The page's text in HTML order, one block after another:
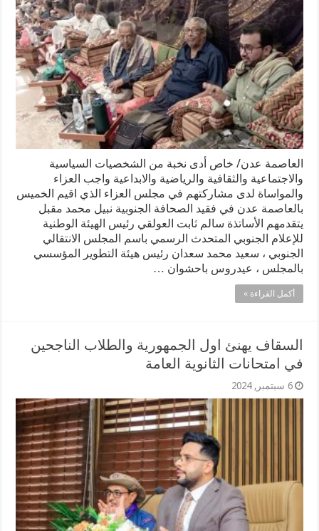
العاصمة عدن/ خاص أدى نخبة من الشخصيات السياسية
والاجتماعية والثقافية والرياضية والابداعية واجب العزاء
والمواساة لدى مشاركتهم في مجلس العزاء الذي اقيم الخميس
بالعاصمة عدن في فقيد الصحافة الجنوبية نبيل محمد مقبل
يتقدمهم الأساتذة سالم ثابت العولقي رئيس الهيئة الوطنية
للإعلام الجنوبي المتحدث الرسمي باسم المجلس الانتقالي
الجنوبي ، سعيد محمد سعدان رئيس هيئة التطوير المؤسسي
بالمجلس ، عيدروس باحشوان …
أكمل القراءة »
السقاف يهنئ اول الجمهورية والطلاب الناجحين
في امتحانات الثانوية العامة
6 سبتمبر, 2024